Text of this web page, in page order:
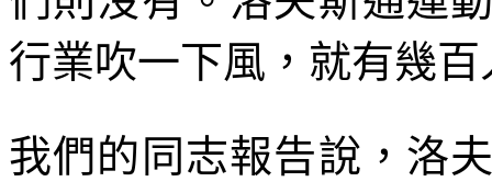
行業吹一下風，就有幾
我們的同志報告說，洛